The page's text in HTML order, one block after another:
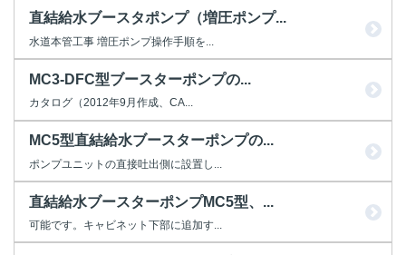
直結給水ブースタポンプ（増圧ポンプ...
水道本管工事 増圧ポンプ操作手順を...
MC3-DFC型ブースターポンプの...
カタログ（2012年9月作成、CA...
MC5型直結給水ブースターポンプの...
ポンプユニットの直接吐出側に設置し...
直結給水ブースターポンプMC5型、...
可能です。キャビネット下部に追加す...